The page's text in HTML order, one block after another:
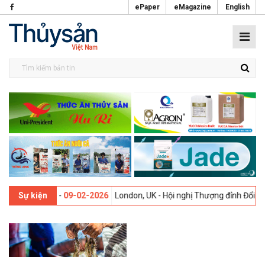
ePaper eMagazine English
Sự kiện
lần thứ 13 - 09-02-2026 London, UK - Hội nghị Thượng đỉnh Đổi mới